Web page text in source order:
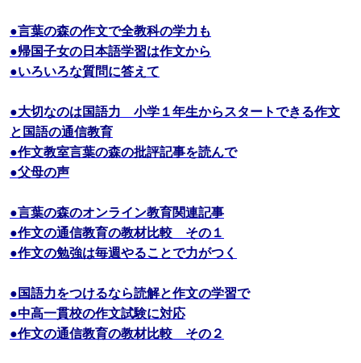
●言葉の森の作文で全教科の学力も
●帰国子女の日本語学習は作文から
●いろいろな質問に答えて
●大切なのは国語力 小学１年生からスタートできる作文
と国語の通信教育
●作文教室言葉の森の批評記事を読んで
●父母の声
●言葉の森のオンライン教育関連記事
●作文の通信教育の教材比較 その１
●作文の勉強は毎週やることで力がつく
●国語力をつけるなら読解と作文の学習で
●中高一貫校の作文試験に対応
●作文の通信教育の教材比較 その２